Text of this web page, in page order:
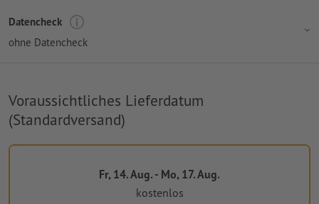
Datencheck
ohne Datencheck
Voraussichtliches Lieferdatum
(Standardversand)
Fr, 14. Aug. - Mo, 17. Aug.
kostenlos